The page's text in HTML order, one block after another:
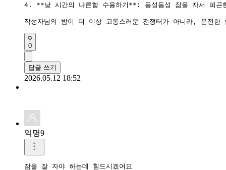
4. **낮 시간의 나른함 수용하기**: 듬성듬성 잠을 자서 피곤
0
답글 쓰기
2026.05.12 18:52
익명9
잠을 잘 자야 하는데 힘드시겠어요